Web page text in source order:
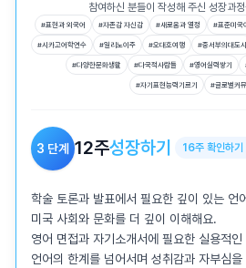
참여하신 분들이 작성해 주신 성장과
#표현과 외국어 #자존감 자신감 #새로움과 열정 #표준미국
#시카고어학연수 #일리노이주 #오대호여행 #중서부의대도시
#다양한문화생활 #다국적사람들 #영어실력쌓기
#자기표현능력기르기 #글로벌커
3 단계 12주성장하기 16주 확인하기
학술 토론과 발표에서 필요한 깊이 있는 언
미국 사회와 문화를 더 깊이 이해해요.
영어 면접과 자기소개서에 필요한 실용적
언어의 한계를 넘어서며 성취감과 자부심을